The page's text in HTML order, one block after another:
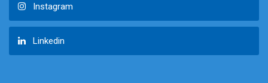
Instagram
Linkedin